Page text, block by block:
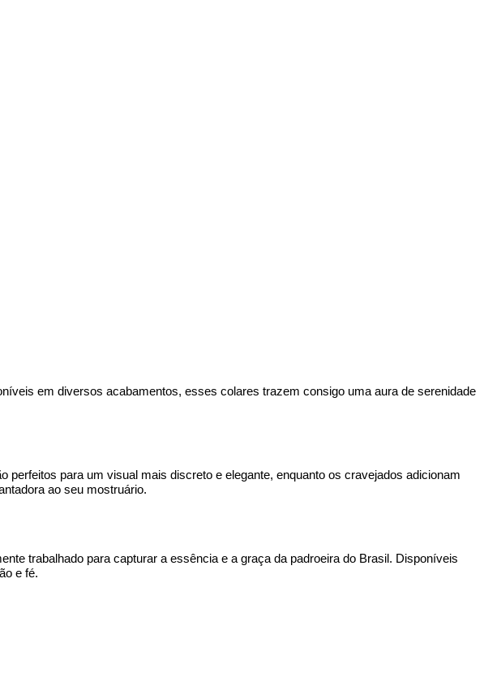
em diversos acabamentos, esses colares trazem consigo uma aura de serenidade
para um visual mais discreto e elegante, enquanto os cravejados adicionam
ao seu mostruário.
trabalhado para capturar a essência e a graça da padroeira do Brasil. Disponíveis
e fé.